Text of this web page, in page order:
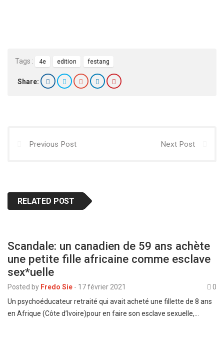
Tags : 4e edition festang
Share:
Previous Post Next Post
RELATED POST
Scandale: un canadien de 59 ans achète
une petite fille africaine comme esclave
sex*uelle
Posted by Fredo Sie - 17 février 2021
0
Un psychoéducateur retraité qui avait acheté une fillette de 8 ans
en Afrique (Côte d’Ivoire)pour en faire son esclave sexuelle,…